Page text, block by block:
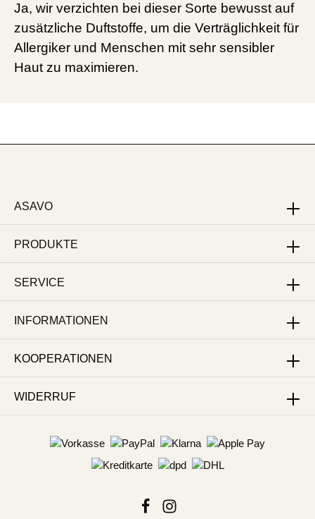
Ja, wir verzichten bei dieser Sorte bewusst auf
zusätzliche Duftstoffe, um die Verträglichkeit für
Allergiker und Menschen mit sehr sensibler
Haut zu maximieren.
ASAVO
KOOPERATIONEN
WIDERRUF
PRODUKTE
SERVICE
INFORMATIONEN